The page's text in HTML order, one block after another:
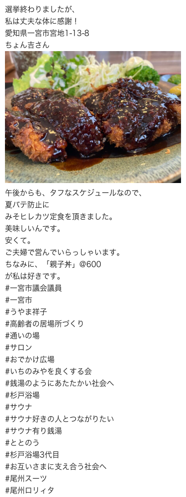
選挙終わりましたが、
私は丈夫な体に感謝！
愛知県一宮市宮地1-13-8
ちょん吉さん
午後からも、タフなスケジュールなので、
夏バテ防止に
みそヒレカツ定食を頂きました。
美味しいんです。
安くて。
ご夫婦で営んでいらっしゃいます。
ちなみに、「親子丼」@600
が私は好きです。
#一宮市議会議員
#一宮市
#うやま祥子
#高齢者の居場所づくり
#通いの場
#サロン
#おでかけ広場
#いちのみやを良くする会
#銭湯のようにあたたかい社会へ
#杉戸浴場
#サウナ
#サウナ好きの人とつながりたい
#サウナ有り銭湯
#ととのう
#杉戸浴場3代目
#お互いさまに支え合う社会へ
#尾州スーツ
#尾州ロリィタ